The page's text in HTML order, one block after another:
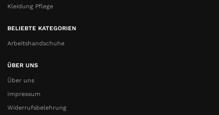
Kleidung Pflege
BELIEBTE KATEGORIEN
Arbeitshandschuhe
ÜBER UNS
Über uns
Impressum
Widerrufsbelehrung